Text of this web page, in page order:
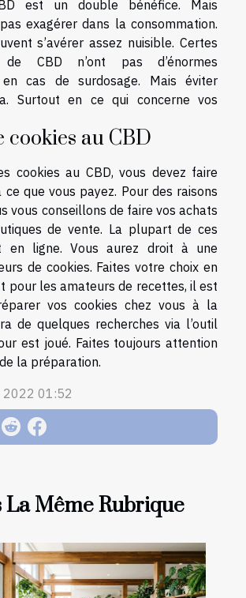
est un double bénéfice. Mais
exagérer dans la consommation.
s’avérer assez nuisible. Certes
CBD n’ont pas d’énormes
en cas de surdosage. Mais éviter
Surtout en ce qui concerne vos
cookies au CBD
cookies au CBD, vous devez faire
que vous payez. Pour des raisons
vous conseillons de faire vos achats
de vente. La plupart de ces
en ligne. Vous aurez droit à une
de cookies. Faites votre choix en
pour les amateurs de recettes, il est
vos cookies chez vous à la
de quelques recherches via l’outil
est joué. Faites toujours attention
la préparation.
2022 01:52
La Même Rubrique